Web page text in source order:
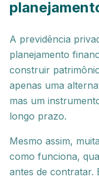
A previdência
planejamento
construir
apenas uma
mas um
longo prazo.
Mesmo assim,
como funciona,
antes de contratar.